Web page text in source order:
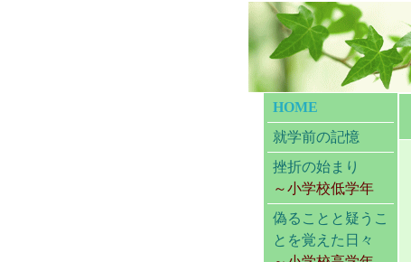
HOME
就学前の記憶
挫折の始まり
～小学校低学年
偽ることと疑うこ
とを覚えた日々